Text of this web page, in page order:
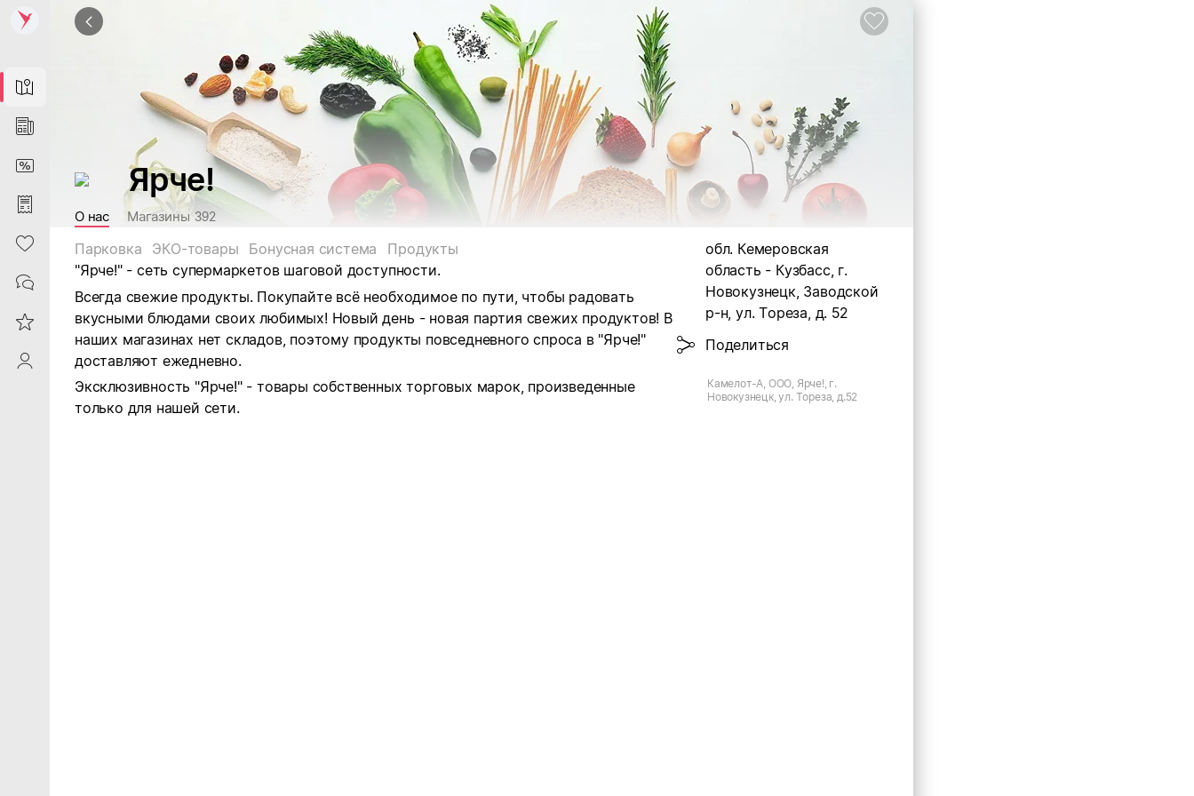
Map
News
DiscountCard
Purchases
Heart
Contacts
Reviews
ProfileSaby
Ярче!
О нас Магазины 392
Парковка ЭКО-товары Бонусная система
Продукты
"Ярче!" - сеть супермаркетов шаговой доступности.
Всегда свежие продукты. Покупайте всё необходимое по пути, чтобы радовать
вкусными блюдами своих любимых! Новый день - новая партия свежих продуктов! В
наших магазинах нет складов, поэтому продукты повседневного спроса в "Ярче!"
доставляют ежедневно.
Эксклюзивность "Ярче!" - товары собственных торговых марок, произведенные
только для нашей сети.
обл. Кемеровская
область - Кузбасс, г.
Новокузнецк, Заводской
р-н, ул. Тореза, д. 52
Поделиться
Камелот-А, ООО, Ярче!, г.
Новокузнецк, ул. Тореза, д.52